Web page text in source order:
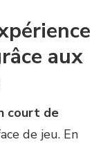
aux
court de
de jeu. En